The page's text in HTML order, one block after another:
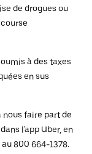
de drogues ou
à des taxes
en sus
nous faire part de
l'app Uber, en
800 664-1378.